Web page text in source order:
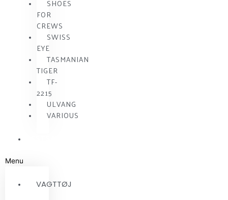
SHOES
FOR
CREWS
SWISS
EYE
TASMANIAN
TIGER
TF-
2215
ULVANG
VARIOUS
Menu
VAGTTØJ